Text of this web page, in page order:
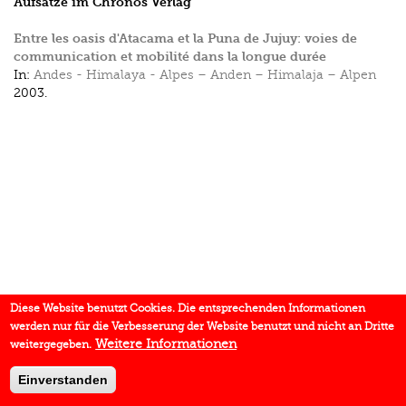
Entre les oasis d'Atacama et la Puna de Jujuy: voies de
communication et mobilité dans la longue durée
In: Andes - Himalaya - Alpes – Anden – Himalaja – Alpen
2003.
Diese Website benutzt Cookies. Die entsprechenden Informationen
werden nur für die Verbesserung der Website benutzt und nicht an Dritte
weitergegeben. Weitere Informationen
Einverstanden